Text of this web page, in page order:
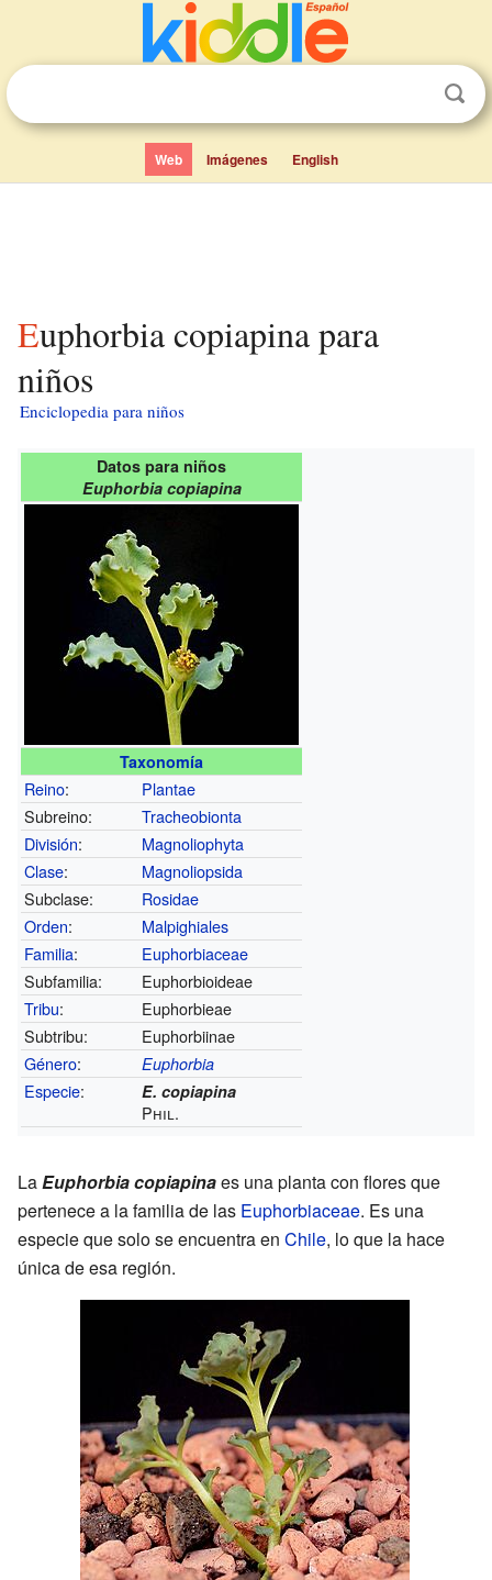
Web Imágenes English
Euphorbia copiapina para
niños
Enciclopedia para niños
Datos para niños
Euphorbia copiapina
Taxonomía
Reino:
Plantae
Subreino:
Tracheobionta
División:
Magnoliophyta
Clase:
Magnoliopsida
Subclase:
Rosidae
Orden:
Malpighiales
Familia:
Euphorbiaceae
Subfamilia:
Euphorbioideae
Tribu:
Euphorbieae
Subtribu:
Euphorbiinae
Género: Euphorbia
Especie: E. copiapina
Phil.
LaEuphorbia copiapinaes una planta con flores que
pertenece a la familia de las Euphorbiaceae. Es una
especie que solo se encuentra en Chile, lo que la hace
única de esa región.